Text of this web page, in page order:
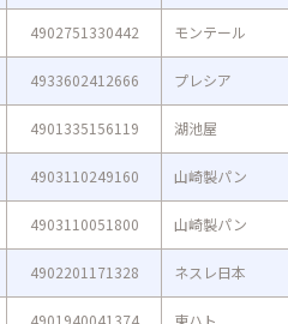
4902751330442 モンテール
4933602412666 プレシア
4901335156119 湖池屋
4903110249160 山崎製パン
4903110051800 山崎製パン
4902201171328 ネスレ日本
4901940041374 東ハト